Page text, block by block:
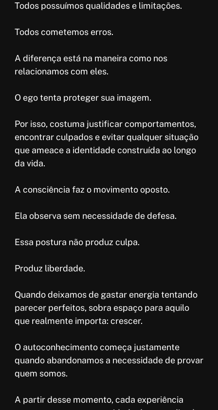
Todos possuímos qualidades e limitações.
Todos cometemos erros.
A diferença está na maneira como nos
relacionamos com eles.
O ego tenta proteger sua imagem.
Por isso, costuma justificar comportamentos,
encontrar culpados e evitar qualquer situação
que ameace a identidade construída ao longo
da vida.
A consciência faz o movimento oposto.
Ela observa sem necessidade de defesa.
Essa postura não produz culpa.
Produz liberdade.
Quando deixamos de gastar energia tentando
parecer perfeitos, sobra espaço para aquilo
que realmente importa: crescer.
O autoconhecimento começa justamente
quando abandonamos a necessidade de provar
quem somos.
A partir desse momento, cada experiência